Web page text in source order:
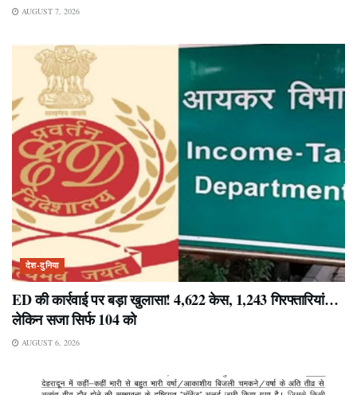
AUGUST 7, 2026
देश-दुनिया
ED की कार्रवाई पर बड़ा खुलासा! 4,622 केस, 1,243 गिरफ्तारियां…
लेकिन सजा सिर्फ 104 को
AUGUST 6, 2026